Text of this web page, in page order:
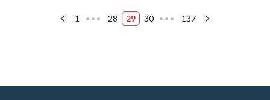
1 ••• 28 29 30 ••• 137